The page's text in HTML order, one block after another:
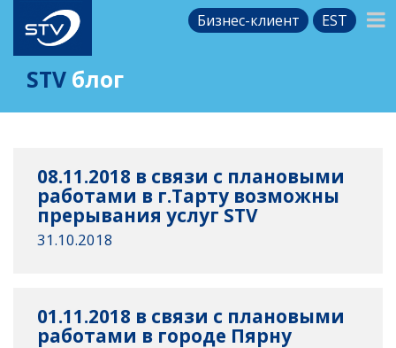
Бизнес-клиент EST
STV блог
08.11.2018 в связи с плановыми
работами в г.Тарту возможны
прерывания услуг STV
31.10.2018
01.11.2018 в связи с плановыми
работами в городе Пярну